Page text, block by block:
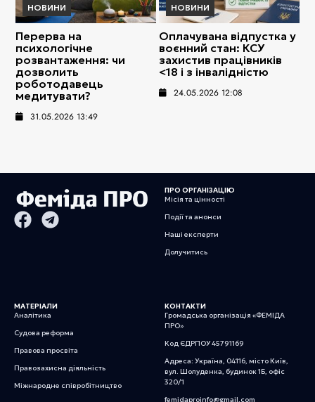
НОВИНИ
Перерва на
психологічне
розвантаження: чи
дозволить
роботодавець
медитувати?
31.05.2026 13:49
НОВИНИ
Оплачувана відпустка у
воєнний стан: КСУ
захистив працівників
<18 і з інвалідністю
24.05.2026 12:08
ПРО ОРГАНІЗАЦІЮ
Місія та цінності
Події та анонси
Наші експерти
Долучитись
МАТЕРІАЛИ
Аналітика
Судова реформа
Правова просвіта
Правозахисна діяльність
Міжнародне співробітництво
КОНТАКТИ
Громадська організація «ФЕМІДА
ПРО»
Код ЄДРПОУ 45791169
Адреса: Україна, 04116, місто Київ,
вул. Шолуденка, будинок 1Б, офіс
320/1
femidaproinfo@gmail.com